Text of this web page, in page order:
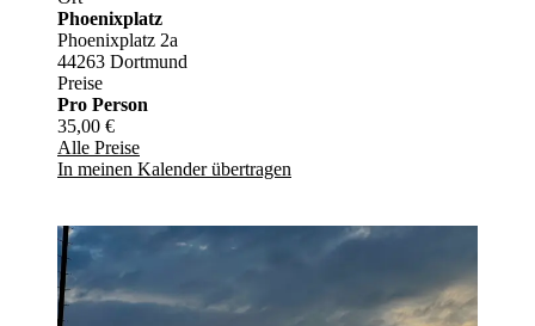
Phoenixplatz
Phoenixplatz 2a
44263 Dortmund
Preise
Pro Person
35,00 €
Alle Preise
In meinen Kalender übertragen